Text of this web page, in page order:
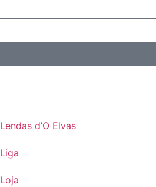
Lendas d’O Elvas
Liga
Loja